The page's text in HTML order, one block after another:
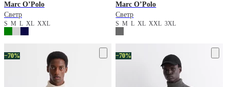
Marc O’Polo
Светр
S M L XL XXL
Marc O’Polo
Светр
SMLXLXXL3XL
−70% −70%